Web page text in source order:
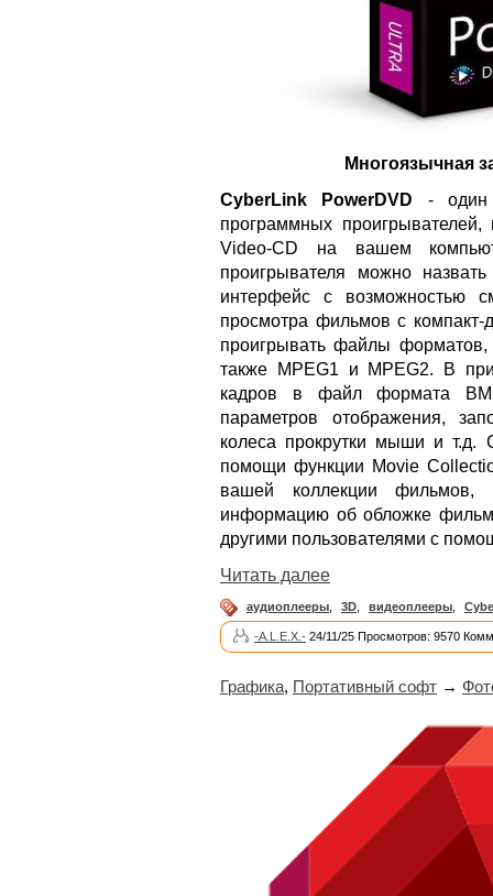
Многоязычная
CyberLink PowerDVD - один
программных
Video-CD на вашем
проигрывателя можно
интерфейс с возможностью
просмотра фильмов с
проигрывать файлы
также MPEG1 и MPEG2. В
кадров в файл формата
параметров отображения,
колеса прокрутки мыши и т.д.
помощи функции Movie
вашей коллекции фильмов,
информацию об обложке
другими пользователями с
Читать далее
аудиоплееры 3D видеоплееры
-A.L.E.X.- 24/11/25 Просмотров: 9570
Графика, Портативный софт →